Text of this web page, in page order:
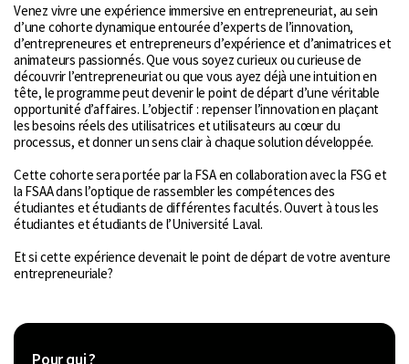
Venez vivre une expérience immersive en entrepreneuriat, au sein
d’une cohorte dynamique entourée d’experts de l’innovation,
d’entrepreneures et entrepreneurs d’expérience et d’animatrices et
animateurs passionnés. Que vous soyez curieux ou curieuse de
découvrir l’entrepreneuriat ou que vous ayez déjà une intuition en
tête, le programme peut devenir le point de départ d’une véritable
opportunité d’affaires. L’objectif : repenser l’innovation en plaçant
les besoins réels des utilisatrices et utilisateurs au cœur du
processus, et donner un sens clair à chaque solution développée.
Cette cohorte sera portée par la FSA en collaboration avec la FSG et
la FSAA dans l’optique de rassembler les compétences des
étudiantes et étudiants de différentes facultés. Ouvert à tous les
étudiantes et étudiants de l’Université Laval.
Et si cette expérience devenait le point de départ de votre aventure
entrepreneuriale?
Pour qui ?